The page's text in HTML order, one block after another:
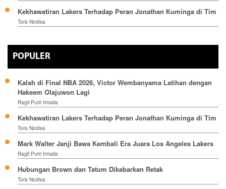
Kekhawatiran Lakers Terhadap Peran Jonathan Kuminga di Tim
Tora Nodisa
POPULER
Kalah di Final NBA 2026, Victor Wembanyama Latihan dengan
Hakeem Olajuwon Lagi
Ragil Putri Irmalia
Kekhawatiran Lakers Terhadap Peran Jonathan Kuminga di Tim
Tora Nodisa
Mark Walter Janji Bawa Kembali Era Juara Los Angeles Lakers
Ragil Putri Irmalia
Hubungan Brown dan Tatum Dikabarkan Retak
Tora Nodisa